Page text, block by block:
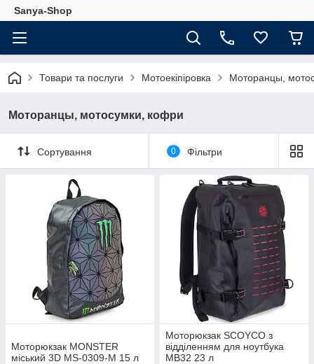
Sanya-Shop
Товари та послуги Мотоекіпіровка Моторанцы,
Моторанцы, мотосумки, кофри
Сортування 0 Фільтри
Моторюкзак MONSTER
міський 3D MS-0309-M 15 л
Моторюкзак SCOYCO з
відділенням для ноутбука
MB32 23 л